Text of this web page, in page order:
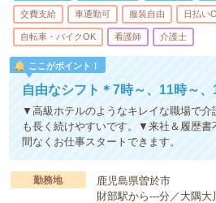
交費支給 車通勤可 服装自由 日払い
自転車・バイクOK 看護師 介護士
ここがポイント！
自由なシフト＊7時～、11時～
▼高級ホテルのようなキレイな職場で
も長く続けやすいです。▼来社＆履歴
間なくお仕事スタートできます。
勤務地
鹿児島県曽於市
財部駅から---分／大隅